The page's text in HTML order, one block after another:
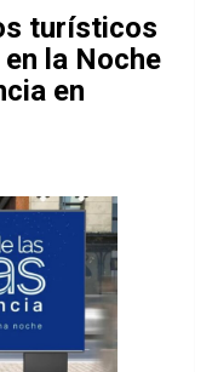
turísticos
la Noche
en